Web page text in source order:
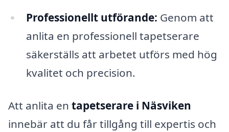
Professionellt utförande: Genom att
anlita en professionell tapetserare
säkerställs att arbetet utförs med hög
kvalitet och precision.
Att anlita en tapetserare i Näsviken
innebär att du får tillgång till expertis och